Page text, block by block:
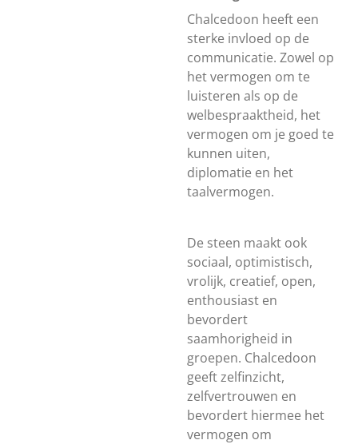
Chalcedoon heeft een
sterke invloed op de
communicatie. Zowel op
het vermogen om te
luisteren als op de
welbespraaktheid, het
vermogen om je goed te
kunnen uiten,
diplomatie en het
taalvermogen.
De steen maakt ook
sociaal, optimistisch,
vrolijk, creatief, open,
enthousiast en
bevordert
saamhorigheid in
groepen. Chalcedoon
geeft zelfinzicht,
zelfvertrouwen en
bevordert hiermee het
vermogen om